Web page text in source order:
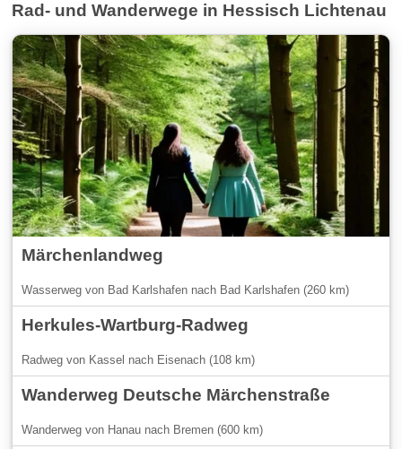
Rad- und Wanderwege in Hessisch Lichtenau
Märchenlandweg
Wasserweg von Bad Karlshafen nach Bad Karlshafen (260 km)
Herkules-Wartburg-Radweg
Radweg von Kassel nach Eisenach (108 km)
Wanderweg Deutsche Märchenstraße
Wanderweg von Hanau nach Bremen (600 km)